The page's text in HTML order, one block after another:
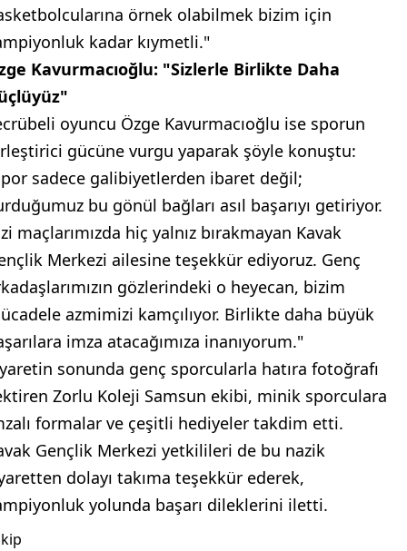
örnek olabilmek bizim için
kadar kıymetli."
Kavurmacıoğlu: "Sizlerle Birlikte Daha
oyuncu Özge Kavurmacıoğlu ise sporun
gücüne vurgu yaparak şöyle konuştu:
sadece galibiyetlerden ibaret değil;
bu gönül bağları asıl başarıyı getiriyor.
maçlarımızda hiç yalnız bırakmayan Kavak
Merkezi ailesine teşekkür ediyoruz. Genç
gözlerindeki o heyecan, bizim
azmimizi kamçılıyor. Birlikte daha büyük
imza atacağımıza inanıyorum."
sonunda genç sporcularla hatıra fotoğrafı
Zorlu Koleji Samsun ekibi, minik sporculara
formalar ve çeşitli hediyeler takdim etti.
Gençlik Merkezi yetkilileri de bu nazik
dolayı takıma teşekkür ederek,
yolunda başarı dileklerini iletti.